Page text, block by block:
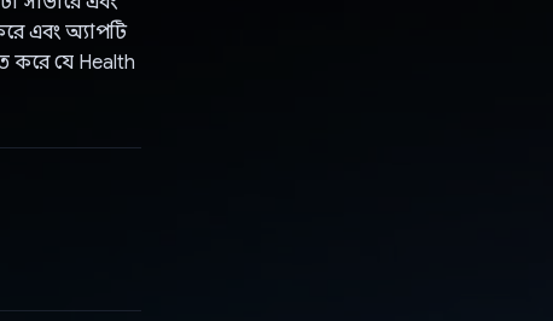
এবং অ্যাপটি
করে যে Health